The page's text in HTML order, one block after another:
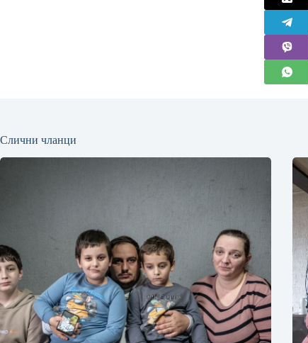
Слични чланци